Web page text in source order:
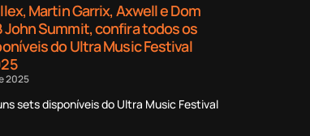
Martin Garrix, Axwell e Dom
John Summit, confira todos os
do Ultra Music Festival
2025
sets disponíveis do Ultra Music Festival